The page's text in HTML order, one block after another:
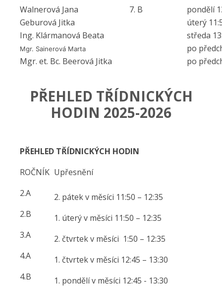
Walnerová Jana
7. B
pondělí
Geburová Jitka
úterý
Ing. Klármanová Beata
středa
Mgr. Sainerová Marta
po
Mgr. et. Bc. Beerová Jitka
po
PŘEHLED TŘÍDNICKÝCH
HODIN 2025-2026
PŘEHLED TŘÍDNICKÝCH HODIN
ROČNÍK Upřesnění
2.A
2. pátek v měsíci 11:50 – 12:35
2.B
1. úterý v měsíci 11:50 – 12:35
3.A
2. čtvrtek v měsíci 1:50 – 12:35
4.A
1. čtvrtek v měsíci 12:45 – 13:30
4.B
1. pondělí v měsíci 12:45 - 13:30